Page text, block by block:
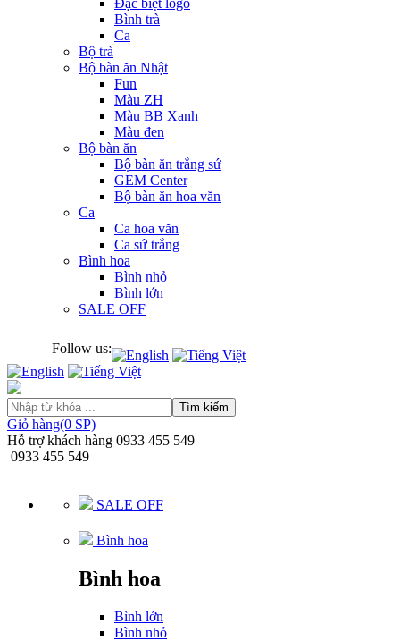
Đặc biệt logo
Bình trà
Ca
Bộ trà
Bộ bàn ăn Nhật
Fun
Màu ZH
Màu BB Xanh
Màu đen
Bộ bàn ăn
Bộ bàn ăn trắng sứ
GEM Center
Bộ bàn ăn hoa văn
Ca
Ca hoa văn
Ca sứ trắng
Bình hoa
Bình nhỏ
Bình lớn
SALE OFF
Follow us:
Tìm kiếm
Giỏ hàng(0 SP)
Hỗ trợ khách hàng 0933 455 549
0933 455 549
SALE OFF
Bình hoa
Bình hoa
Bình lớn
Bình nhỏ